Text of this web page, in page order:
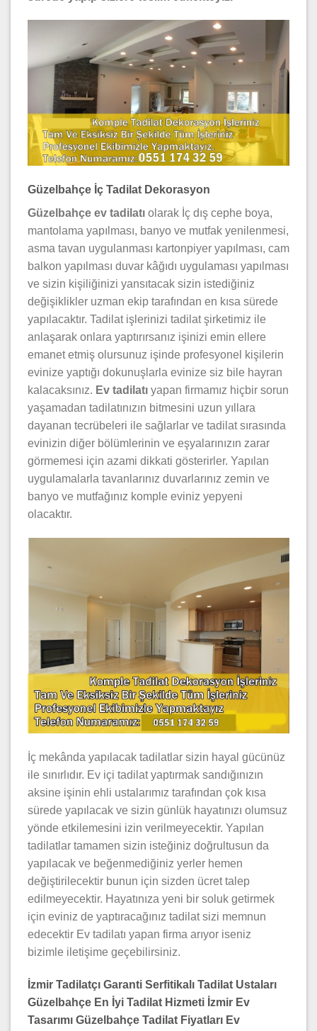
Güzelbahçe İç Tadilat Dekorasyon
Güzelbahçe ev tadilatı olarak İç dış cephe boya,
mantolama yapılması, banyo ve mutfak yenilenmesi,
asma tavan uygulanması kartonpiyer yapılması, cam
balkon yapılması duvar kâğıdı uygulaması yapılması
ve sizin kişiliğinizi yansıtacak sizin istediğiniz
değişiklikler uzman ekip tarafından en kısa sürede
yapılacaktır. Tadilat işlerinizi tadilat şirketimiz ile
anlaşarak onlara yaptırırsanız işinizi emin ellere
emanet etmiş olursunuz işinde profesyonel kişilerin
evinize yaptığı dokunuşlarla evinize siz bile hayran
kalacaksınız. Ev tadilatı yapan firmamız hiçbir sorun
yaşamadan tadilatınızın bitmesini uzun yıllara
dayanan tecrübeleri ile sağlarlar ve tadilat sırasında
evinizin diğer bölümlerinin ve eşyalarınızın zarar
görmemesi için azami dikkati gösterirler. Yapılan
uygulamalarla tavanlarınız duvarlarınız zemin ve
banyo ve mutfağınız komple eviniz yepyeni
olacaktır.
İç mekânda yapılacak tadilatlar sizin hayal gücünüz
ile sınırlıdır. Ev içi tadilat yaptırmak sandığınızın
aksine işinin ehli ustalarımız tarafından çok kısa
sürede yapılacak ve sizin günlük hayatınızı olumsuz
yönde etkilemesini izin verilmeyecektir. Yapılan
tadilatlar tamamen sizin isteğiniz doğrultusun da
yapılacak ve beğenmediğiniz yerler hemen
değiştirilecektir bunun için sizden ücret talep
edilmeyecektir. Hayatınıza yeni bir soluk getirmek
için eviniz de yaptıracağınız tadilat sizi memnun
edecektir Ev tadilatı yapan firma arıyor iseniz
bizimle iletişime geçebilirsiniz.
İzmir Tadilatçı Garanti Serfitikalı Tadilat Ustaları
Güzelbahçe En İyi Tadilat Hizmeti İzmir Ev
Tasarımı Güzelbahçe Tadilat Fiyatları Ev